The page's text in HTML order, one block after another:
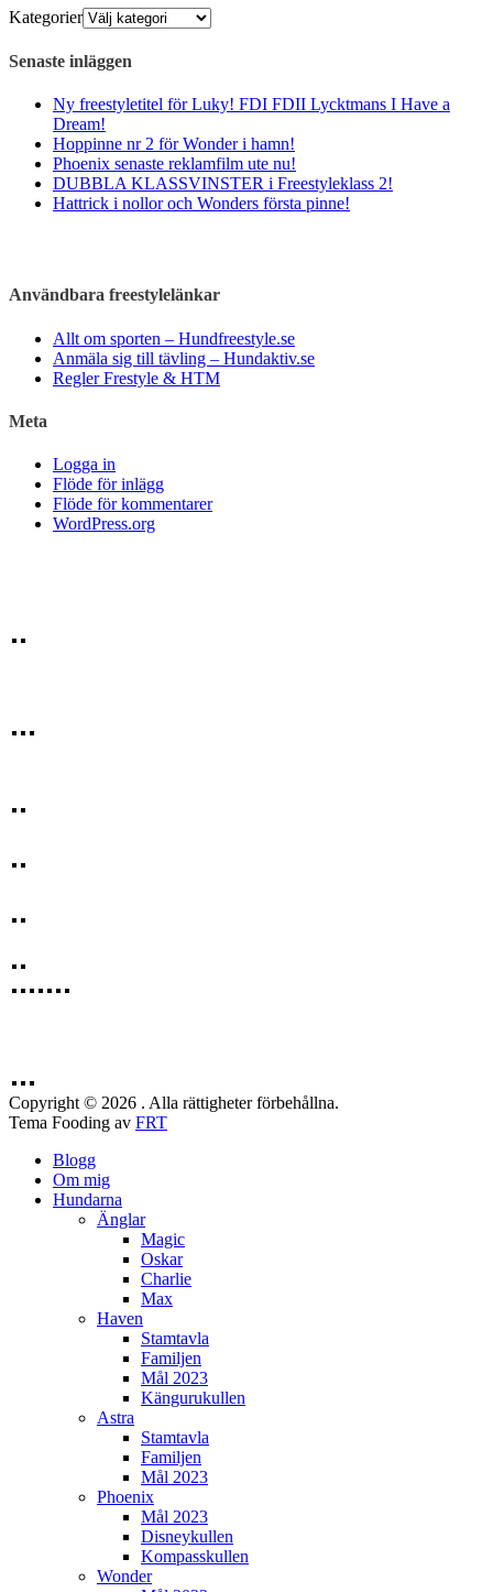
Kategorier
Senaste inläggen
Ny freestyletitel för Luky! FDI FDII Lycktmans I Have a
Dream!
Hoppinne nr 2 för Wonder i hamn!
Phoenix senaste reklamfilm ute nu!
DUBBLA KLASSVINSTER i Freestyleklass 2!
Hattrick i nollor och Wonders första pinne!
Användbara freestylelänkar
Allt om sporten – Hundfreestyle.se
Anmäla sig till tävling – Hundaktiv.se
Regler Frestyle & HTM
Meta
Logga in
Flöde för inlägg
Flöde för kommentarer
WordPress.org
Copyright © 2026 . Alla rättigheter förbehållna.
Tema Fooding av FRT
Blogg
Om mig
Hundarna
Änglar
Magic
Oskar
Charlie
Max
Haven
Stamtavla
Familjen
Mål 2023
Kängurukullen
Astra
Stamtavla
Familjen
Mål 2023
Phoenix
Mål 2023
Disneykullen
Kompasskullen
Wonder